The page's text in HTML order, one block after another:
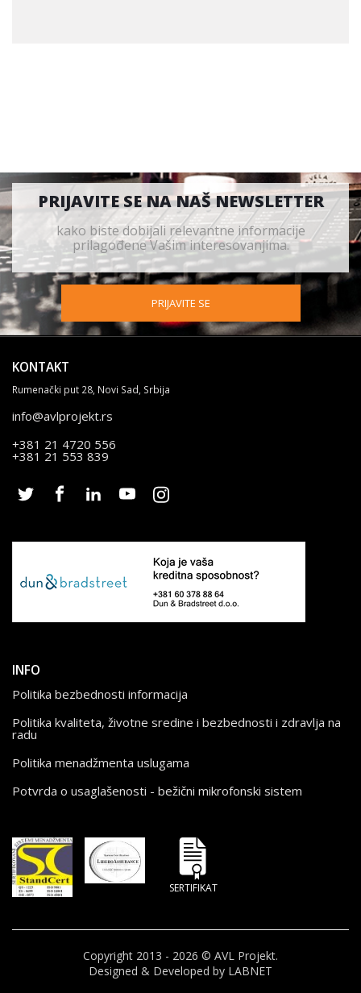
PRIJAVITE SE NA NAŠ NEWSLETTER
kako biste dobijali relevantne informacije
prilagođene Vašim interesovanjima.
PRIJAVITE SE
KONTAKT
Rumenački put 28, Novi Sad, Srbija
info@avlprojekt.rs
+381 21 4720 556
+381 21 553 839
INFO
Politika bezbednosti informacija
Politika kvaliteta, životne sredine i bezbednosti i zdravlja na
radu
Politika menadžmenta uslugama
Potvrda o usaglašenosti - bežični mikrofonski sistem
SERTIFIKAT
Copyright 2013 - 2026 © AVL Projekt.
Designed & Developed by LABNET